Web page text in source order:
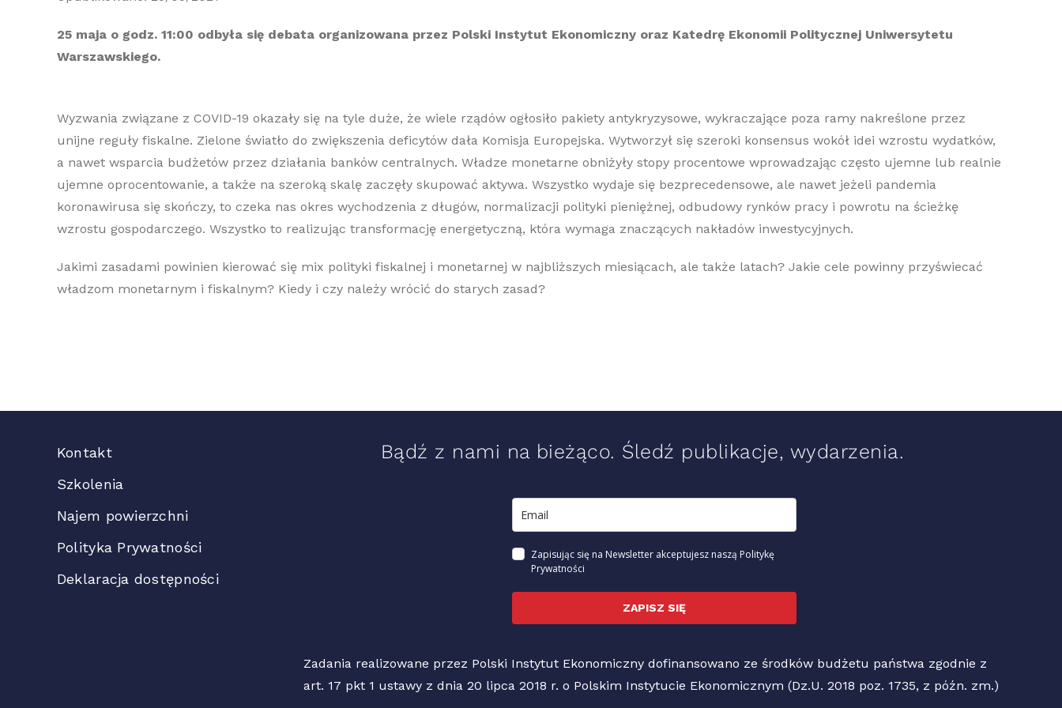
25 maja o godz. 11:00 odbyła się debata organizowana przez Polski Instytut Ekonomiczny oraz Katedrę Ekonomii Politycznej Uniwersytetu
Warszawskiego.
​​Wyzwania związane z COVID-19 okazały się na tyle duże, że wiele rządów ogłosiło pakiety antykryzysowe, wykraczające poza ramy nakreślone przez
unijne reguły fiskalne. Zielone światło do zwiększenia deficytów dała Komisja Europejska. Wytworzył się szeroki konsensus wokół idei wzrostu wydatków,
a nawet wsparcia budżetów przez działania banków centralnych. Władze monetarne obniżyły stopy procentowe wprowadzając często ujemne lub realnie
ujemne oprocentowanie, a także na szeroką skalę zaczęły skupować aktywa. Wszystko wydaje się bezprecedensowe, ale nawet jeżeli pandemia
koronawirusa się skończy, to czeka nas okres wychodzenia z długów, normalizacji polityki pieniężnej, odbudowy rynków pracy i powrotu na ścieżkę
wzrostu gospodarczego. Wszystko to realizując transformację energetyczną, która wymaga znaczących nakładów inwestycyjnych.
Jakimi zasadami powinien kierować się mix polityki fiskalnej i monetarnej w najbliższych miesiącach, ale także latach? Jakie cele powinny przyświecać
władzom monetarnym i fiskalnym? Kiedy i czy należy wrócić do starych zasad?
Kontakt
Szkolenia
Najem powierzchni
Polityka Prywatności
Deklaracja dostępności
Bądź z nami na bieżąco. Śledź publikacje, wydarzenia.
Zapisując się na Newsletter akceptujesz naszą Politykę
Prywatności
ZAPISZ SIĘ
Zadania realizowane przez Polski Instytut Ekonomiczny dofinansowano ze środków budżetu państwa zgodnie z
art. 17 pkt 1 ustawy z dnia 20 lipca 2018 r. o Polskim Instytucie Ekonomicznym (Dz.U. 2018 poz. 1735, z późn. zm.)